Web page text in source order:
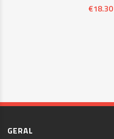
€18.30
GERAL